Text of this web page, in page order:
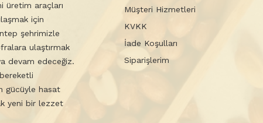
üretim araçları
için
şehrimizle
ulaştırmak
devam edeceğiz.
gücüyle hasat
yeni bir lezzet
Müşteri Hizmetleri
KVKK
İade Koşulları
Siparişlerim